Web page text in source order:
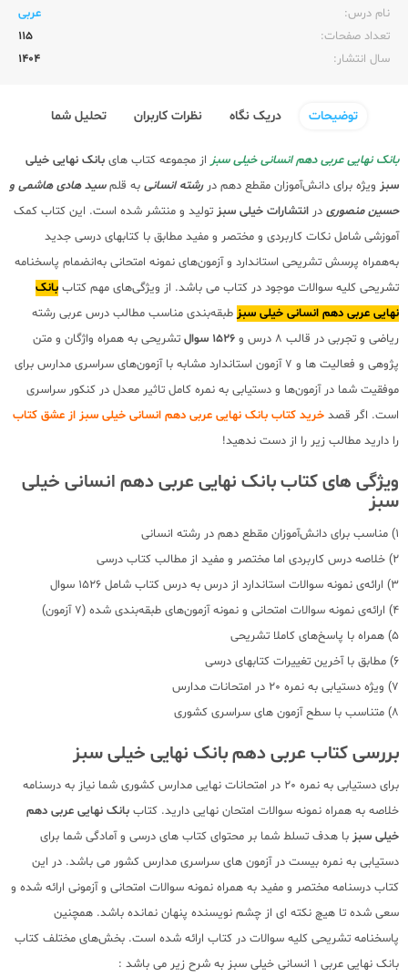
نام درس:
عربی
تعداد صفحات:‌
115
سال انتشار:‌
1404
توضیحات دریک نگاه نظرات کاربران تحلیل شما
بانک نهایی عربی دهم انسانی خیلی سبز از مجموعه کتاب های بانک نهایی خیلی
سبز ویژه برای دانش‌آموزان مقطع دهم دررشته انسانی به قلمسید هادی هاشمی و
حسین منصوری در انتشارات خیلی سبز تولید و منتشر شده است. این کتاب کمک
آموزشی شامل نکات کاربردی و مختصر و مفید مطابق با کتابهای درسی جدید
به‌همراه پرسش تشریحی استاندارد و آزمون‌های نمونه امتحانی به‌انضمام پاسخنامه
تشریحی کلیه سوالات موجود در کتاب می باشد. از ویژگی‌های مهم کتاب بانک
نهایی عربی دهم انسانی خیلی سبز طبقه‌بندی مناسب مطالب درس عربی رشته
ریاضی و تجربی در قالب 8 درس و
1526 سوال
تشریحی به همراه واژگان و متن
پژوهی و فعالیت ها و 7 آزمون‌ استاندارد مشابه با آزمون‌‎های سراسری مدارس برای
موفقیت شما در آزمون‌ها و دستیابی به نمره کامل تاثیر معدل در کنکور سراسری
است. اگر قصد خرید کتاب بانک نهایی عربی دهم انسانی خیلی سبز از عشق کتاب
را دارید مطالب زیر را از دست ندهید!
ویژگی های کتاب بانک نهایی عربی دهم انسانی خیلی
سبز
1) مناسب برای دانش‌آموزان مقطع دهم در رشته انسانی
2) خلاصه درس کاربردی اما مختصر و مفید از مطالب کتاب درسی
3) ارائه‌ی نمونه سوالات استاندارد از درس به درس کتاب شامل 1526 سوال
4) ارائه‌ی نمونه سوالات امتحانی و نمونه آزمون‌های طبقه‌بندی شده (7 آزمون)
5) همراه با پاسخ‌های کاملا تشریحی
6) مطابق با آخرین تغییرات کتابهای درسی
7) ویژه دستیابی به نمره 20 در امتحانات مدارس
8) متناسب با سطح آزمون های سراسری کشوری
بررسی کتاب عربی دهم بانک نهایی خیلی سبز
برای دستیابی به نمره 20 در امتحانات نهایی مدارس کشوری شما نیاز به درسنامه
خلاصه به همراه نمونه سوالات امتحان نهایی دارید. کتاب بانک نهایی عربی دهم
خیلی سبز با هدف تسلط شما بر محتوای کتاب های درسی و آمادگی شما برای
دستیابی به نمره بیست در آزمون های سراسری مدارس کشور می باشد. در این
کتاب درسنامه مختصر و مفید به همراه نمونه سوالات امتحانی و آزمونی ارائه شده و
سعی شده تا هیچ نکته ای از چشم نویسنده پنهان نمانده باشد. همچنین
پاسخنامه تشریحی کلیه سوالات در کتاب ارائه شده است. بخش‌های مختلف کتاب
بانک نهایی عربی 1 انسانی خیلی سبز به شرح زیر می باشد :